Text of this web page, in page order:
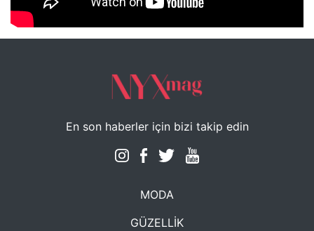
NYXmag 2. Yaş Kutlama Etkinliği
En son haberler için bizi takip edin
MODA
GÜZELLİK